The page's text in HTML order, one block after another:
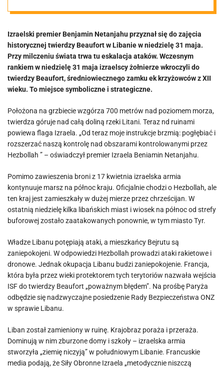
Liban. Świat
milczy
Izraelski premier Benjamin Netanjahu przyznał się do zajęcia
historycznej twierdzy Beaufort w Libanie w niedzielę 31 maja.
Przy milczeniu świata trwa tu eskalacja ataków. Wczesnym
rankiem w niedzielę 31 maja izraelscy żołnierze wkroczyli do
twierdzy Beaufort, średniowiecznego zamku ek krzyżowców z XII
wieku. To miejsce symboliczne i strategiczne.
Położona na grzbiecie wzgórza 700 metrów nad poziomem morza,
twierdza góruje nad całą doliną rzeki Litani. Teraz nd ruinami
powiewa flaga Izraela. „Od teraz moje instrukcje brzmią: pogłębiać i
rozszerzać naszą kontrolę nad obszarami kontrolowanymi przez
Hezbollah ” – oświadczył premier Izraela Beniamin Netanjahu.
Pomimo zawieszenia broni z 17 kwietnia izraelska armia
kontynuuje marsz na północ kraju. Oficjalnie chodzi o Hezbollah, ale
ten kraj jest zamieszkały w dużej mierze przez chrześcijan. W
ostatnią niedzielę kilka libańskich miast i wiosek na północ od strefy
buforowej zostało zaatakowanych ponownie, w tym miasto Tyr.
Władze Libanu potępiają ataki, a mieszkańcy Bejrutu są
zaniepokojeni. W odpowiedzi Hezbollah prowadzi ataki rakietowe i
dronowe. Jednak okupacja Libanu budzi zaniepokojenie. Francja,
która była przez wieki protektorem tych terytoriów nazwała wejścia
ISF do twierdzy Beaufort „poważnym błędem”. Na prośbę Paryża
odbędzie się nadzwyczajne posiedzenie Rady Bezpieczeństwa ONZ
w sprawie Libanu.
Liban został zamieniony w ruinę. Krajobraz poraża i przeraża.
Dominują w nim zburzone domy i szkoły – izraelska armia
stworzyła „ziemię niczyją” w południowym Libanie. Francuskie
media podają, że Siły Obronne Izraela „metodycznie niszczą